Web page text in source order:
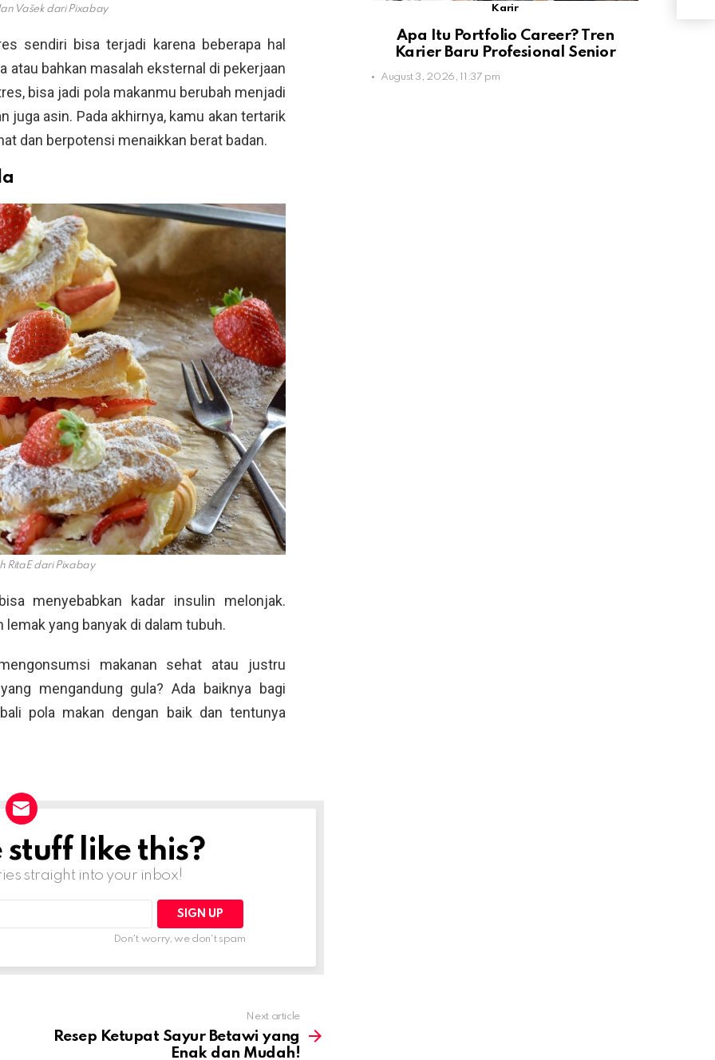
Vašek dari Pixabay
sendiri bisa terjadi karena beberapa hal
atau bahkan masalah eksternal di pekerjaan
bisa jadi pola makanmu berubah menjadi
juga asin. Pada akhirnya, kamu akan tertarik
dan berpotensi menaikkan berat badan.
RitaE dari Pixabay
menyebabkan kadar insulin melonjak.
yang banyak di dalam tubuh.
makanan sehat atau justru
mengandung gula? Ada baiknya bagi
pola makan dengan baik dan tentunya
like this?
straight into your inbox!
Don't worry, we don't spam
Next article
Resep Ketupat Sayur Betawi yang
Enak dan Mudah!
Karir
Apa Itu Portfolio Career? Tren
Karier Baru Profesional Senior
August 3, 2026, 11:37 pm